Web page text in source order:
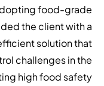
food-grade
the client with a
solution that
challenges in the
high food safety